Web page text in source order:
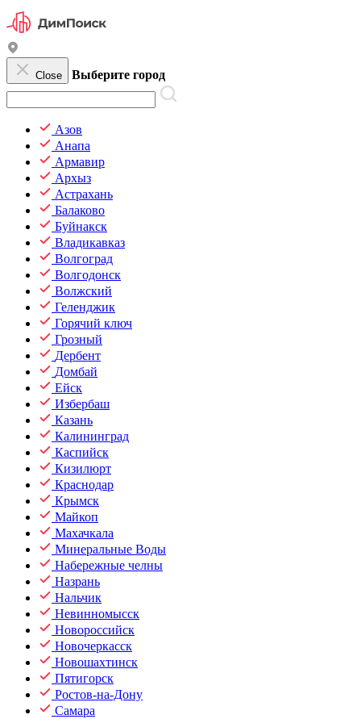
Close Выберите город
Азов
Анапа
Армавир
Архыз
Астрахань
Балаково
Буйнакск
Владикавказ
Волгоград
Волгодонск
Волжский
Геленджик
Горячий ключ
Грозный
Дербент
Домбай
Ейск
Избербаш
Казань
Калининград
Каспийск
Кизилюрт
Краснодар
Крымск
Майкоп
Махачкала
Минеральные Воды
Набережные челны
Назрань
Нальчик
Невинномысск
Новороссийск
Новочеркасск
Новошахтинск
Пятигорск
Ростов-на-Дону
Самара